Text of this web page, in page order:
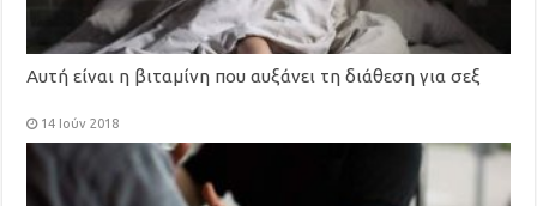
Αυτή είναι η βιταμίνη που αυξάνει τη διάθεση για σεξ
14 Ιούν 2018